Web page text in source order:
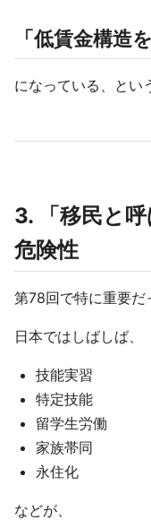
「低賃金構造
になっている、とい
3. 「移民と
危険性
第78回で特に重要だ
日本ではしばしば、
技能実習
特定技能
留学生労働
家族帯同
永住化
などが、